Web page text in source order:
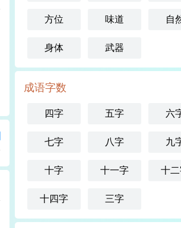
方位 味道 自
身体 武器
成语字数
四字 五字 六
七字 八字 九
十字 十一字 十
十四字 三字